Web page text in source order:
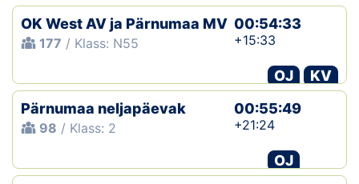
OK West AV ja Pärnumaa MV
177 / Klass: N55
00:54:33
+15:33
OJ
KV
Pärnumaa neljapäevak
98 / Klass: 2
00:55:49
+21:24
OJ